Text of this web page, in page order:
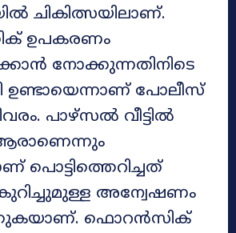
ചികിത്സയിലാണ്.
ഉപകരണം
നോക്കുന്നതിനിടെ
ഉണ്ടായെന്നാണ് പോലീസ്
പാഴ്സൽ വീട്ടിൽ
പൊട്ടിത്തെറിച്ചത്
അന്വേഷണം
ഫൊറൻസിക്